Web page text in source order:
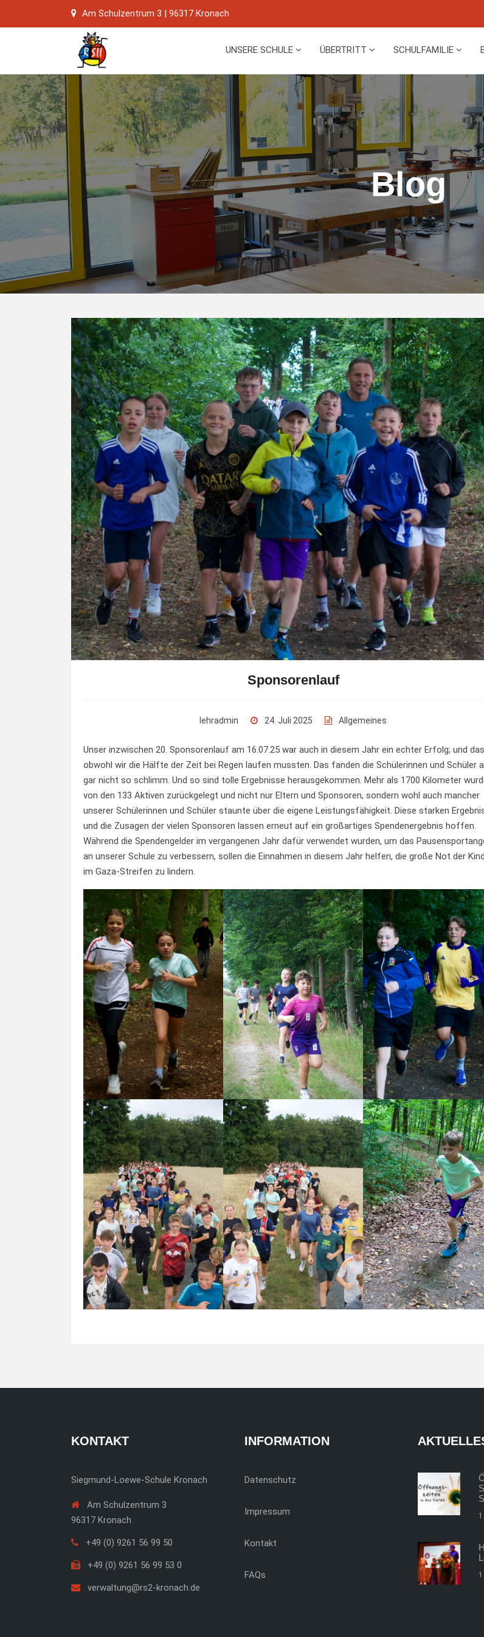
Am Schulzentrum 3 | 96317 Kronach
UNSERE SCHULE ÜBERTRITT SCHULFAMILIE
Blog
Sponsorenlauf
lehradmin 24. Juli 2025 Allgemeines
Unser inzwischen 20. Sponsorenlauf am 16.07.25 war auch in diesem Jahr ein echter Erfolg; und
obwohl wir die Hälfte der Zeit bei Regen laufen mussten. Das fanden die Schülerinnen und Schüler
gar nicht so schlimm. Und so sind tolle Ergebnisse herausgekommen. Mehr als 1700 Kilometer
von den 133 Aktiven zurückgelegt und nicht nur Eltern und Sponsoren, sondern wohl auch mancher
unserer Schülerinnen und Schüler staunte über die eigene Leistungsfähigkeit. Diese starken
und die Zusagen der vielen Sponsoren lassen erneut auf ein großartiges Spendenergebnis hoffen.
Während die Spendengelder im vergangenen Jahr dafür verwendet wurden, um das
an unserer Schule zu verbessern, sollen die Einnahmen in diesem Jahr helfen, die große Not der
im Gaza-Streifen zu lindern.
KONTAKT
Siegmund-Loewe-Schule Kronach
Am Schulzentrum 3
96317 Kronach
+49 (0) 9261 56 99 50
+49 (0) 9261 56 99 53 0
verwaltung@rs2-kronach.de
INFORMATION
Datenschutz
Impressum
Kontakt
FAQs